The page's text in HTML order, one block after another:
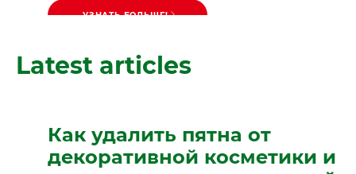
УЗНАТЬ БОЛЬШЕ!
Latest articles
Как удалить пятна от
декоративной косметики и